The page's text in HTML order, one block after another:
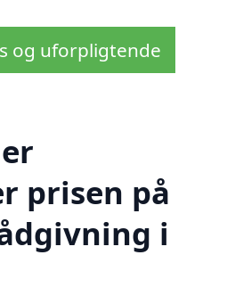
og uforpligtende
prisen på
i